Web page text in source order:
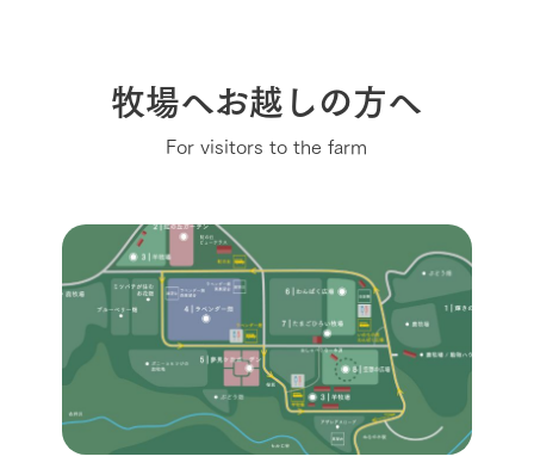
牧場へお越しの方へ
For visitors to the farm